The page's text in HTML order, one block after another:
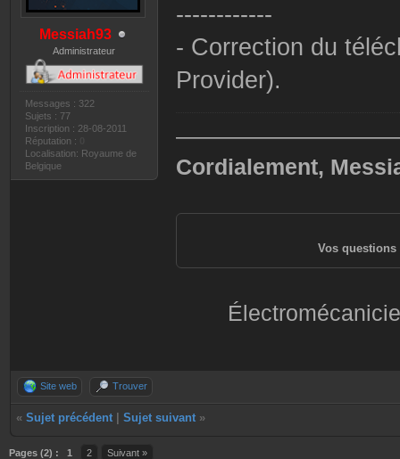
Messiah93
Administrateur
Messages : 322
Sujets : 77
Inscription : 28-08-2011
Réputation :
Localisation: Royaume de
Belgique
------------
- Correction du
Provider).
Cordialement,
Vos questions
Site web Trouver
« Sujet précédent Sujet suivant »
Pages (2) : 1 2 Suivant »